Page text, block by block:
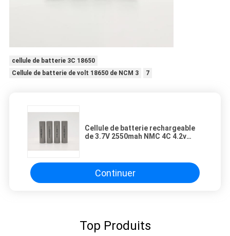
cellule de batterie 3C 18650
Cellule de batterie de volt 18650 de NCM 3
7
Cellule de batterie rechargeable
de 3.7V 2550mah NMC 4C 4.2v
Continuer
Top Produits